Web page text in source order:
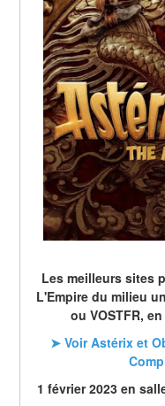
Les meilleurs sites
L'Empire du milieu
ou VOSTFR,
➤ Voir Astérix et
1 février 2023 en